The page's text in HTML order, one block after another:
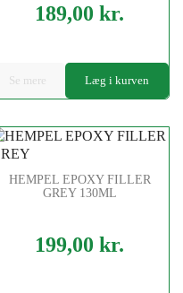
189,00 kr.
Se mere Læg i kurven
HEMPEL EPOXY FILLER
GREY 130ML
199,00 kr.